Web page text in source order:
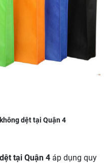
dệt tại Quận 4
tại Quận 4 áp dụng quy